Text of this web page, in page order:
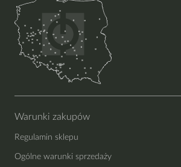
Warunki zakupów
Regulamin sklepu
Ogólne warunki sprzedaży